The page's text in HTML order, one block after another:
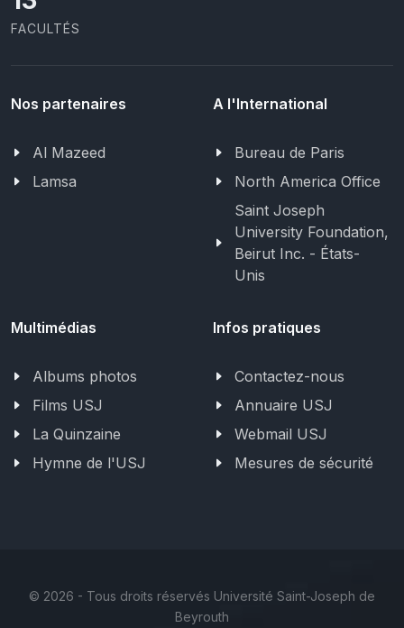
FACULTÉS
Nos partenaires
Al Mazeed
Lamsa
A l'International
Bureau de Paris
North America Office
Saint Joseph
University Foundation,
Beirut Inc. - États-
Unis
Multimédias
Albums photos
Films USJ
La Quinzaine
Hymne de l'USJ
Infos pratiques
Contactez-nous
Annuaire USJ
Webmail USJ
Mesures de sécurité
© 2026 - Tous droits réservés Université Saint-Joseph de
Beyrouth